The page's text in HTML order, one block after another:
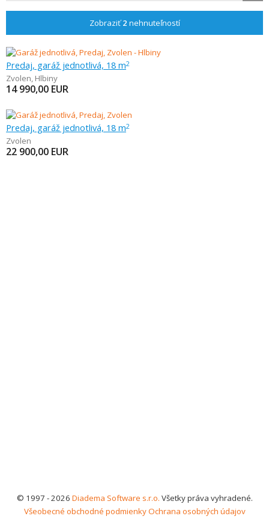
Zobraziť2 nehnuteľností
Predaj, garáž jednotlivá, 18 m2
Zvolen, Hlbiny
14 990,00 EUR
Predaj, garáž jednotlivá, 18 m2
Zvolen
22 900,00 EUR
© 1997 - 2026 Diadema Software s.r.o. Všetky práva vyhradené.
Všeobecné obchodné podmienkyOchrana osobných údajov